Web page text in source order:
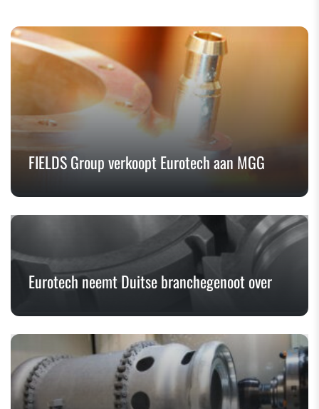
FIELDS Group verkoopt Eurotech aan MGG
Eurotech neemt Duitse branchegenoot over